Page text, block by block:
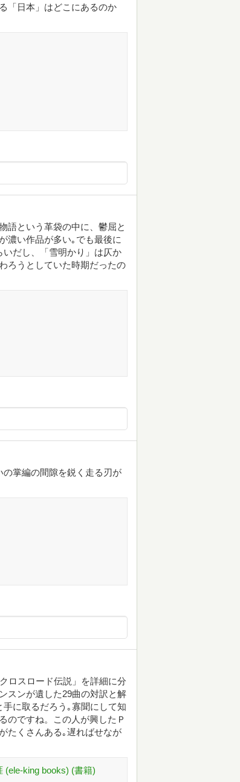
「日本」はどこにあるのか
語という革袋の中に、鬱屈と
濃い作品が多い｡でも最後に
だし、「雪明かり」は仄か
ろうとしていた時期だったの
掌編の間隙を鋭く走る刃が
ロスロード伝説」を詳細に分
スンが遺した29曲の対訳と解
に取るだろう｡寡聞にして知
のですね。この人が興したＰ
たくさんある｡遅ればせなが
king books) (書籍)